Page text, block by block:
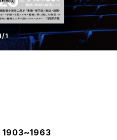
/1
1903~1963